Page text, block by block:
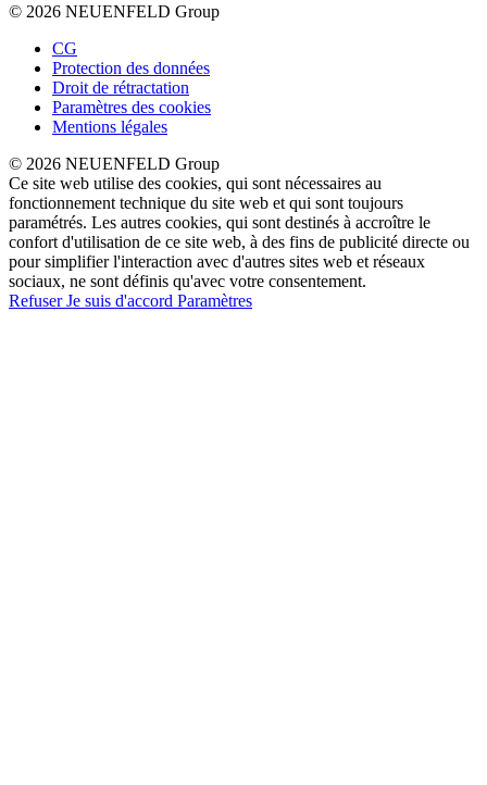
© 2026 NEUENFELD Group
CG
Protection des données
Droit de rétractation
Paramètres des cookies
Mentions légales
© 2026 NEUENFELD Group
Ce site web utilise des cookies, qui sont nécessaires au
fonctionnement technique du site web et qui sont toujours
paramétrés. Les autres cookies, qui sont destinés à accroître le
confort d'utilisation de ce site web, à des fins de publicité directe ou
pour simplifier l'interaction avec d'autres sites web et réseaux
sociaux, ne sont définis qu'avec votre consentement.
RefuserJe suis d'accord Paramètres